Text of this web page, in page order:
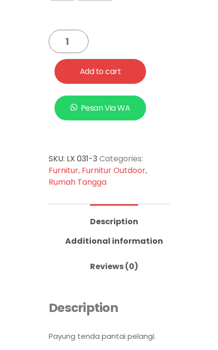
Add to cart
Pesan Via WA
SKU: LX 031-3 Categories:
Furnitur, Furnitur Outdoor,
Rumah Tangga
Description
Additional information
Reviews (0)
Description
Payung tenda pantai pelangi.